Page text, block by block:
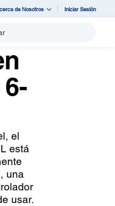
de Nosotros Iniciar Sesión
el
está
una
usar.